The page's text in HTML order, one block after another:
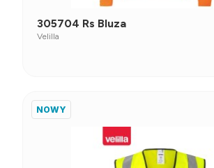
305704 Rs Bluza
Velilla
NOWY